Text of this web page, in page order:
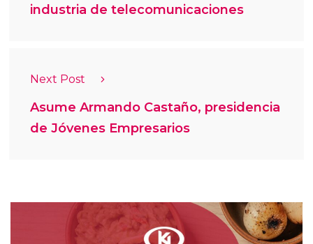
industria de telecomunicaciones
Next Post
Asume Armando Castaño, presidencia
de Jóvenes Empresarios